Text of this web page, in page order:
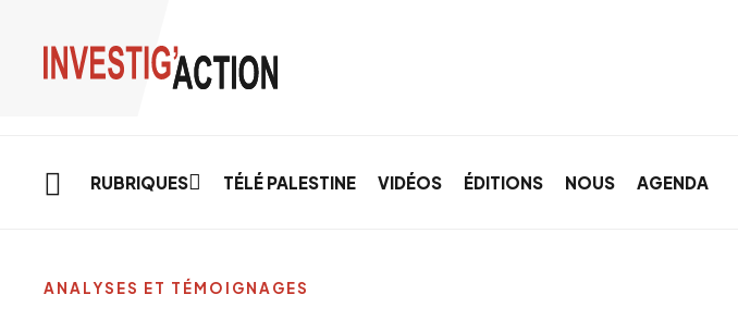
RUBRIQUES TÉLÉ PALESTINE VIDÉOS ÉDITIONS NOUS AGENDA
ANALYSES ET TÉMOIGNAGES